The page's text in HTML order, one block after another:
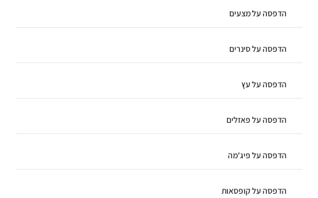
הדפסה על מצעים
הדפסה על סינרים
הדפסה על עץ
הדפסה על פאזלים
הדפסה על פיג'מה
הדפסה על קופסאות